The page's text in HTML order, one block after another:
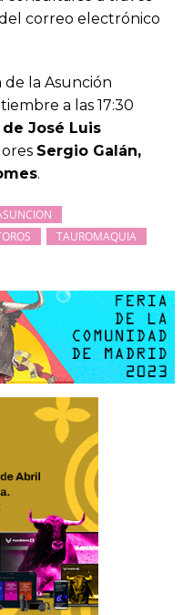
correo electrónico
de la Asunción
a las 17:30
José Luis
Sergio Galán,
.
TAUROMAQUIA